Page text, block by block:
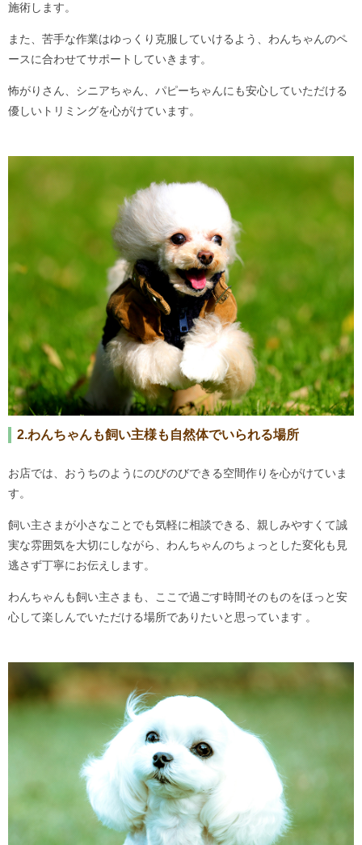
施術します。
また、苦手な作業はゆっくり克服していけるよう、わんちゃんのペ
ースに合わせてサポートしていきます。
怖がりさん、シニアちゃん、パピーちゃんにも安心していただける
優しいトリミングを心がけています。
2.わんちゃんも飼い主様も自然体でいられる場所
お店では、おうちのようにのびのびできる空間作りを心がけていま
す。
飼い主さまが小さなことでも気軽に相談できる、親しみやすくて誠
実な雰囲気を大切にしながら、わんちゃんのちょっとした変化も見
逃さず丁寧にお伝えします。
わんちゃんも飼い主さまも、ここで過ごす時間そのものをほっと安
心して楽しんでいただける場所でありたいと思っています 。